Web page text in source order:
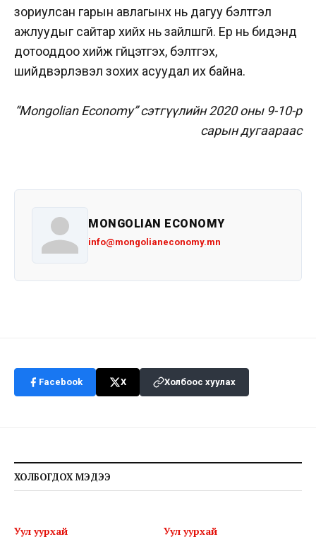
зориулсан гарын авлагынх нь дагуу бэлтгэл
ажлуудыг сайтар хийх нь зайлшгүй. Ер нь бидэнд
дотооддоо хийж гүйцэтгэх, бэлтгэх,
шийдвэрлэвэл зохих асуудал их байна.
“Mongolian Economy” сэтгүүлийн 2020 оны 9-10-р
сарын дугаараас
MONGOLIAN ECONOMY
info@mongolianeconomy.mn
Facebook X Холбоос хуулах
ХОЛБОГДОХ МЭДЭЭ
Уул уурхай
Уул уурхай